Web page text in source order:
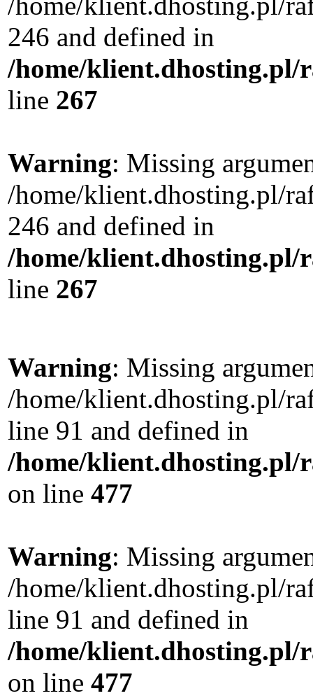
246 and defined in
/home/klient.dhosting.pl/
line 267
Warning: Missing
/home/klient.dhosting.pl/
246 and defined in
/home/klient.dhosting.pl/
line 267
Warning: Missing
/home/klient.dhosting.pl/
line 91 and defined in
/home/klient.dhosting.pl/
on line 477
Warning: Missing
/home/klient.dhosting.pl/
line 91 and defined in
/home/klient.dhosting.pl/
on line 477